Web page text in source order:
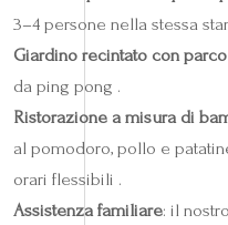
3–4 persone nella stessa
Giardino recintato con
da ping pong .
Ristorazione a misura di
al pomodoro, pollo e
orari flessibili .
Assistenza familiare: il